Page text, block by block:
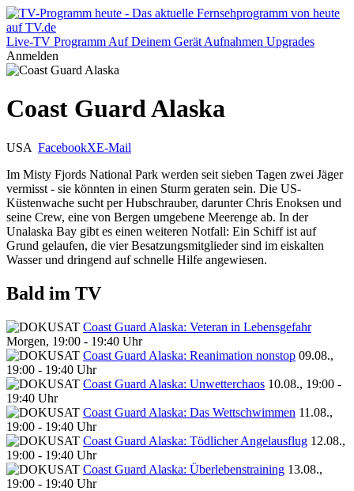
Live-TV Programm Auf Deinem Gerät Aufnahmen Upgrades
Anmelden
Coast Guard Alaska
USA FacebookXE-Mail
Im Misty Fjords National Park werden seit sieben Tagen zwei Jäger
vermisst - sie könnten in einen Sturm geraten sein. Die US-
Küstenwache sucht per Hubschrauber, darunter Chris Enoksen und
seine Crew, eine von Bergen umgebene Meerenge ab. In der
Unalaska Bay gibt es einen weiteren Notfall: Ein Schiff ist auf
Grund gelaufen, die vier Besatzungsmitglieder sind im eiskalten
Wasser und dringend auf schnelle Hilfe angewiesen.
Bald im TV
Coast Guard Alaska: Veteran in Lebensgefahr
Morgen, 19:00 - 19:40 Uhr
Coast Guard Alaska: Reanimation nonstop 09.08.,
19:00 - 19:40 Uhr
Coast Guard Alaska: Unwetterchaos 10.08., 19:00 -
19:40 Uhr
Coast Guard Alaska: Das Wettschwimmen 11.08.,
19:00 - 19:40 Uhr
Coast Guard Alaska: Tödlicher Angelausflug 12.08.,
19:00 - 19:40 Uhr
Coast Guard Alaska: Überlebenstraining 13.08.,
19:00 - 19:40 Uhr